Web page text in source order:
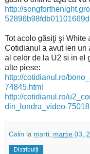
http://
Tot acolo găsiţi şi White
Cotidianul a avut ieri un
al celor de la U2 si in el
alte piese:
http://cotidianul.ro/
74845.html
http://cotidianul.ro/
din_londra_video-
Calin la marți, martie 03,
Distribuiți